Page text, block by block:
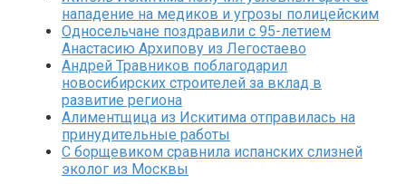
нападение на медиков и угрозы полицейским
Односельчане поздравили с 95-летием
Анастасию Архипову из Легостаево
Андрей Травников поблагодарил
новосибирских строителей за вклад в
развитие региона
Алиментщица из Искитима отправилась на
принудительные работы
С борщевиком сравнила испанских слизней
эколог из Москвы